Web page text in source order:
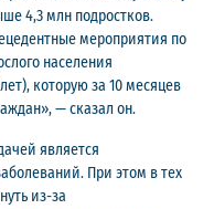
4,3 млн подростков.
мероприятия по
населения
которую за 10 месяцев
— сказал он.
является
При этом в тех
из-за